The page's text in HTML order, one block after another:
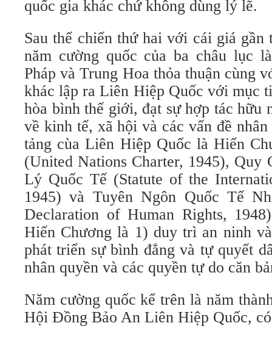
quốc gia khác chứ không dùng lý lẽ.
Sau thế chiến thứ hai với cái giá gần
năm cường quốc của ba châu lục
Pháp và Trung Hoa thỏa thuận cùng
khác lập ra Liên Hiệp Quốc với mục
hòa bình thế giới, đạt sự hợp tác hữu
về kinh tế, xã hội và các vấn đề nhân
tảng cùa Liên Hiệp Quốc là Hiến
(United Nations Charter, 1945), Quy
Lý Quốc Tế (Statute of the
1945) và Tuyên Ngôn Quốc Tế
Declaration of Human Rights,
Hiến Chương là 1) duy trì an ninh
phát triển sự bình đẳng và tự quyết
nhân quyền và các quyền tự do căn
Năm cường quốc kể trên là năm
Hội Đồng Bảo An Liên Hiệp Quốc,